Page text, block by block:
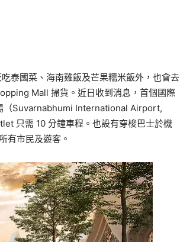
泰國菜、海南雞飯及芒果糯米飯外，也會去
Mall 掃貨。近日收到消息，首個國際
（Suvarnabhumi International Airport,
只需 10 分鐘車程。也設有穿梭巴士於機
有市民及遊客。